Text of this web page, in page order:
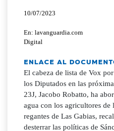
10/07/2023
En: lavanguardia.com
Digital
ENLACE AL
El cabeza de lista de Vox
los Diputados en las
23J, Jacobo Robatto, ha
agua con los agricultores de
regantes de Las Gabias,
desterrar las políticas de